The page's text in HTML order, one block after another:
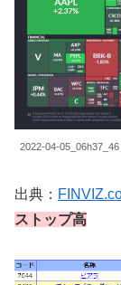
2022-04-
出典：
ストップ高